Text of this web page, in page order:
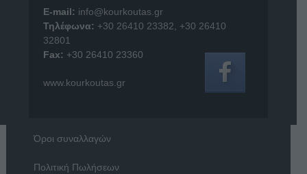
E-mail: info@kourkoutas.gr
Τηλέφωνα: +30 26410 23382
+30 26410
32801
Fax: +30 26410 23360
www.kourkoutas.gr
Όροι συναλλαγών
Πολιτική Πωλήσεων